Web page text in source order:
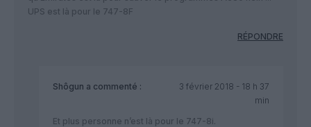
UPS est là pour le 747-8F
RÉPONDRE
Shôgun a commenté :
3 février 2018 - 18 h 37
min
Et plus personne n’est là pour le 747-8i.